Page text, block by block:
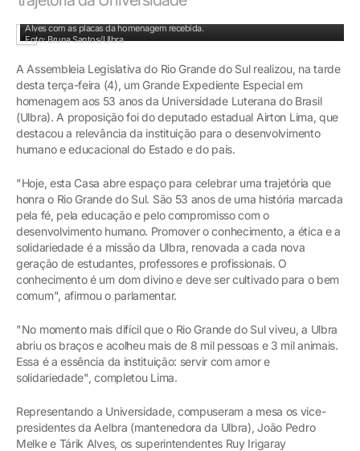
Alves com as placas da homenagem recebida.
Foto: Bruna Santos/Ulbra
A Assembleia Legislativa do Rio Grande do Sul realizou, na tarde
desta terça-feira (4), um Grande Expediente Especial em
homenagem aos 53 anos da Universidade Luterana do Brasil
(Ulbra). A proposição foi do deputado estadual Airton Lima, que
destacou a relevância da instituição para o desenvolvimento
humano e educacional do Estado e do país.
"Hoje, esta Casa abre espaço para celebrar uma trajetória que
honra o Rio Grande do Sul. São 53 anos de uma história marcada
pela fé, pela educação e pelo compromisso com o
desenvolvimento humano. Promover o conhecimento, a ética e a
solidariedade é a missão da Ulbra, renovada a cada nova
geração de estudantes, professores e profissionais. O
conhecimento é um dom divino e deve ser cultivado para o bem
comum", afirmou o parlamentar.
"No momento mais difícil que o Rio Grande do Sul viveu, a Ulbra
abriu os braços e acolheu mais de 8 mil pessoas e 3 mil animais.
Essa é a essência da instituição: servir com amor e
solidariedade", completou Lima.
Representando a Universidade, compuseram a mesa os vice-
presidentes da Aelbra (mantenedora da Ulbra), João Pedro
Melke e Tárik Alves, os superintendentes Ruy Irigaray